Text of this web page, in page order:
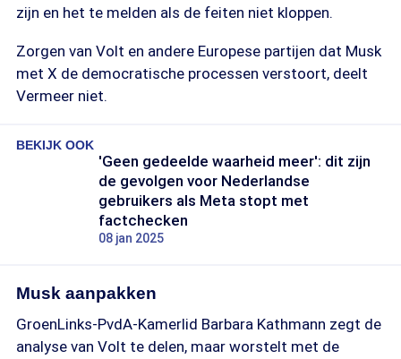
zijn en het te melden als de feiten niet kloppen.
Zorgen van Volt en andere Europese partijen dat Musk
met X de democratische processen verstoort, deelt
Vermeer niet.
BEKIJK OOK
'Geen gedeelde waarheid meer': dit zijn
de gevolgen voor Nederlandse
gebruikers als Meta stopt met
factchecken
08 jan 2025
Musk aanpakken
GroenLinks-PvdA-Kamerlid Barbara Kathmann zegt de
analyse van Volt te delen, maar worstelt met de